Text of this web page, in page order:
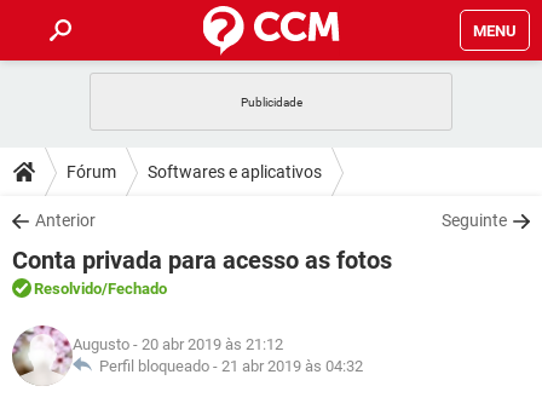
MENU
CELULAR FACEBOOK
OUTLOOK
INSTAGRAM GMAIL
GUIA DE COMPRAS
DICAS
JOGOS WHATSAPP
OUTLOOK
INSTAGRAM
GUIA DE COMPRAS
DOWNLOADS
JOGOS WHATSAPP
CELULAR
OUTLOOK
INSTAGRAM
FÓRUM
JOGOS
CELULAR FACEBOOK
GLOSSÁRIO
JOGOS
Fórum Softwares e aplicativos
Anterior Seguinte
Conta privada para acesso as fotos
Resolvido/Fechado
Augusto - 20 abr 2019 às 21:12
Perfil bloqueado - 21 abr 2019 às 04:32